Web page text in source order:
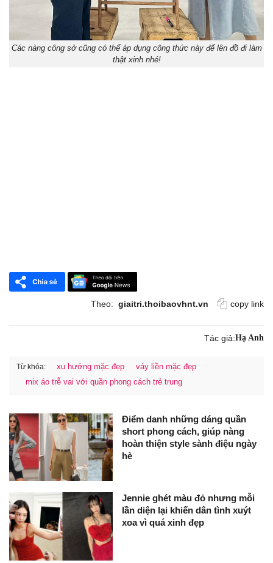
Các nàng công sở cũng có thể áp dụng công thức này để lên đồ đi làm
thật xinh nhé!
Theo: giaitri.thoibaovhnt.vn copy link
Tác giả:Hạ Anh
Từ khóa: xu hướng mặc đẹp
váy liền mặc đẹp
mix áo trễ vai với quần phong cách trẻ trung
Điểm danh những dáng quần
short phong cách, giúp nàng
hoàn thiện style sành điệu ngày
hè
Jennie ghét màu đỏ nhưng mỗi
lần diện lại khiến dân tình xuýt
xoa vì quá xinh đẹp